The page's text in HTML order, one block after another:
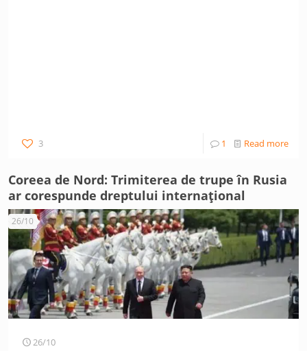
3 1 Read more
Coreea de Nord: Trimiterea de trupe în Rusia
ar corespunde dreptului internațional
26/10
26/10